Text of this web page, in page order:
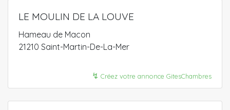
LE MOULIN DE LA LOUVE
Hameau de Macon
21210 Saint-Martin-De-La-Mer
↯ Créez votre annonce GitesChambres